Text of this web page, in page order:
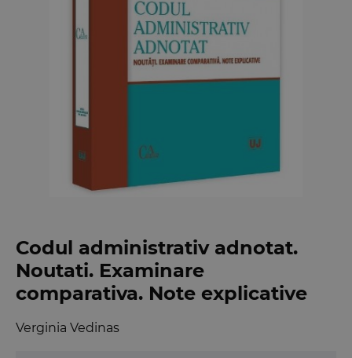
Codul administrativ adnotat.
Noutati. Examinare
comparativa. Note explicative
Verginia Vedinas